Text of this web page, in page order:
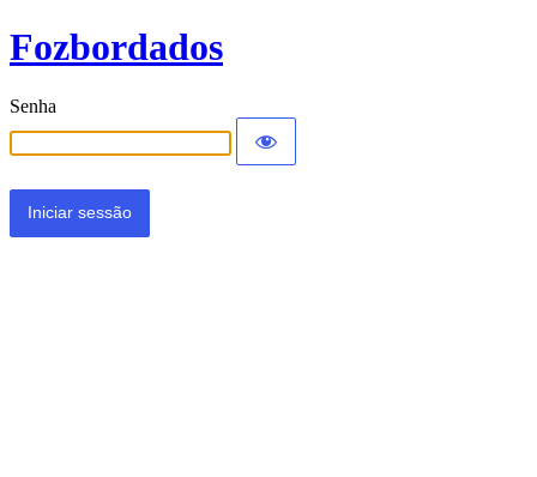
Fozbordados
Senha